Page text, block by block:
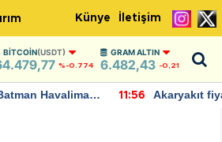
Künye İletişim
BITCOIN(USDT)
%-0.774
GRAM ALTIN
6.482,43 -0,21
Havalimanı
11:56
Akaryakıt